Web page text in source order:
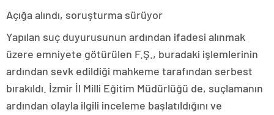
Açığa alındı, soruşturma sürüyor
Yapılan suç duyurusunun ardından ifadesi alınmak
üzere emniyete götürülen F.Ş., buradaki işlemlerinin
ardından sevk edildiği mahkeme tarafından serbest
bırakıldı. İzmir İl Milli Eğitim Müdürlüğü de, suçlamanın
ardından olayla ilgili inceleme başlatıldığını ve